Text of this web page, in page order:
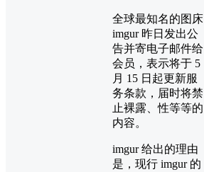
全球最知名的图床
imgur 昨日发出公
告并寄电子邮件给
会员，表示将于 5
月 15 日起更新服
务条款，届时将禁
止裸露、性等等的
内容。
imgur 给出的理由
是，现行 imgur 的